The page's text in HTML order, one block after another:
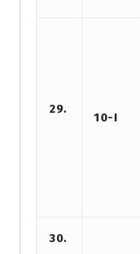
29.
10-І
30.